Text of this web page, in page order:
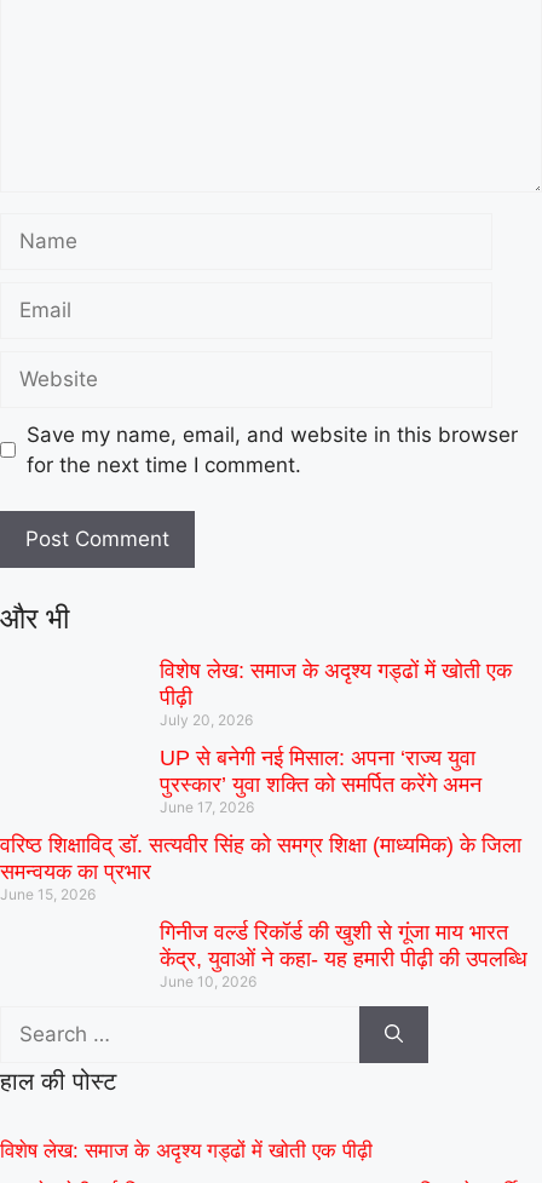
Save my name, email, and website in this browser
for the next time I comment.
और भी
विशेष लेख: समाज के अदृश्य गड्ढों में खोती एक
पीढ़ी
July 20, 2026
UP से बनेगी नई मिसाल: अपना ‘राज्य युवा
पुरस्कार’ युवा शक्ति को समर्पित करेंगे अमन
June 17, 2026
वरिष्ठ शिक्षाविद् डॉ. सत्यवीर सिंह को समग्र शिक्षा (माध्यमिक) के जिला
समन्वयक का प्रभार
June 15, 2026
गिनीज वर्ल्ड रिकॉर्ड की खुशी से गूंजा माय भारत
केंद्र, युवाओं ने कहा- यह हमारी पीढ़ी की उपलब्धि
June 10, 2026
हाल की पोस्ट
विशेष लेख: समाज के अदृश्य गड्ढों में खोती एक पीढ़ी